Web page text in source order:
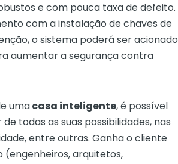
e com pouca taxa de defeito.
com a instalação de chaves de
o sistema poderá ser acionado
aumentar a segurança contra
umacasa inteligente, é possível
todas as suas possibilidades, nas
entre outras. Ganha o cliente
(engenheiros, arquitetos,